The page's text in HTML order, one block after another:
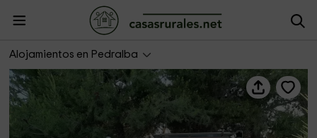
Alojamientos en Pedralba